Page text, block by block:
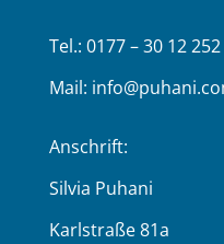
Tel.: 0177 – 30 12 252
Mail:
Anschrift:
Silvia Puhani
Karlstraße 81a